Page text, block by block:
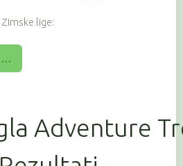
lige:
…
Adventure